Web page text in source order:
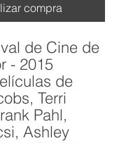
compra
de Cine de
- 2015
de
Terri
Pahl,
Ashley